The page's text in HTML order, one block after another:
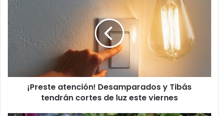
Desamparados
y
tendrán
cortes
luz
¡Preste atención! Desamparados y Tibás
tendrán cortes de luz este viernes